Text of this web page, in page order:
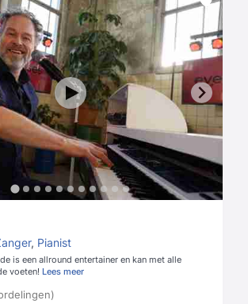
, Pianist
is een allround entertainer en kan met alle
voeten! Lees meer